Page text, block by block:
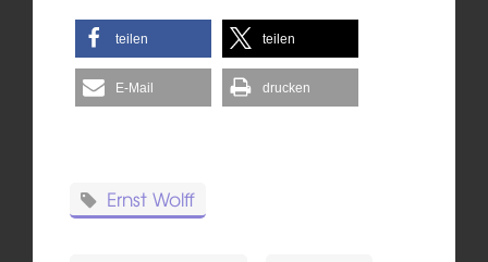
teilen teilen
E-Mail drucken
Ernst Wolff